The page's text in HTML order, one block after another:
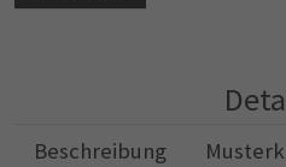
Beschreibung